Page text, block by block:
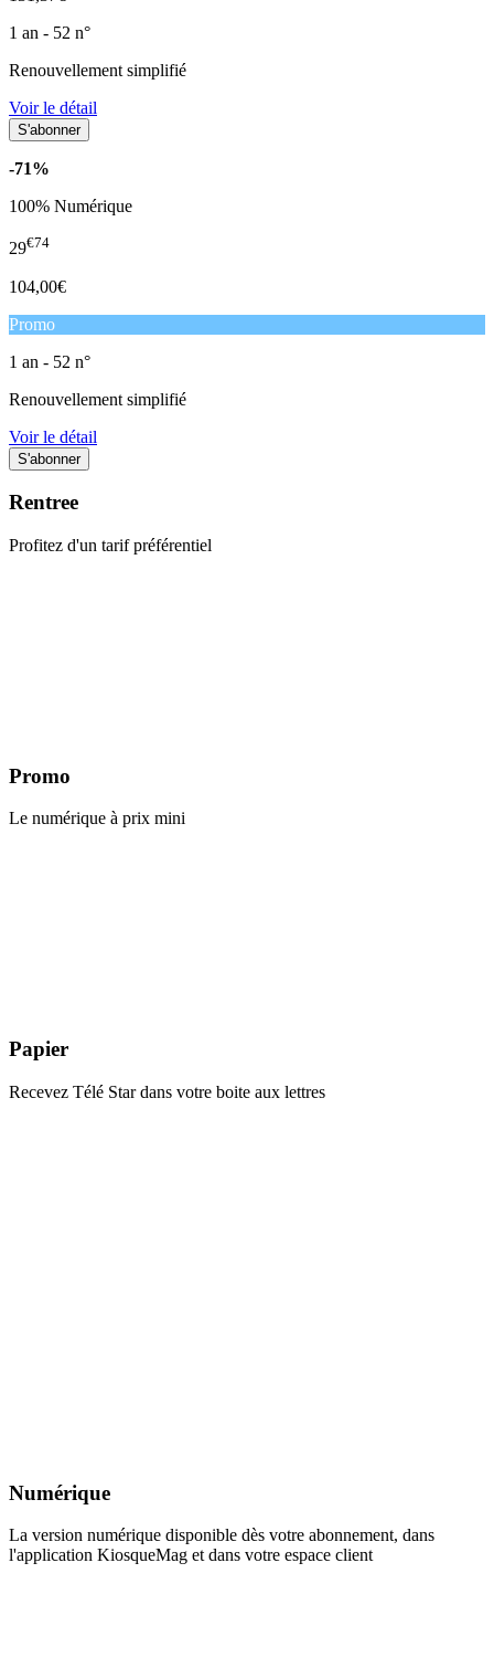
1 an - 52 n°
Renouvellement simplifié
Voir le détail
-71%
100% Numérique
29€74
104,00€
Promo
1 an - 52 n°
Renouvellement simplifié
Voir le détail
Rentree
Profitez d'un tarif préférentiel
Promo
Le numérique à prix mini
Papier
Recevez Télé Star dans votre boite aux lettres
Numérique
La version numérique disponible dès votre abonnement, dans
l'application KiosqueMag et dans votre espace client